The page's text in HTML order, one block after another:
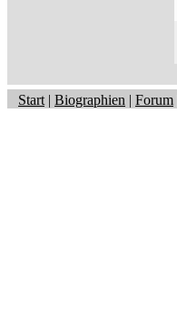
Start | Biographien | Forum